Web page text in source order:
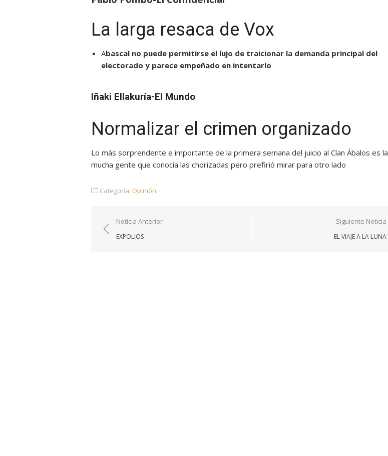
La larga resaca de Vox
Abascal no puede permitirse el lujo de traicionar la demanda principal del
electorado y parece empeñado en intentarlo
Iñaki Ellakuría-El Mundo
Normalizar el crimen organizado
Lo más sorprendente e importante de la primera semana del juicio al Clan Ábalos es la
mucha gente que conocía las chorizadas pero prefirió mirar para otro lado
Categoría: Opinión
Navegación
de
Noticia Anterior
EXPOLIOS
Siguiente Noticia
EL VIAJE A LA LUNA